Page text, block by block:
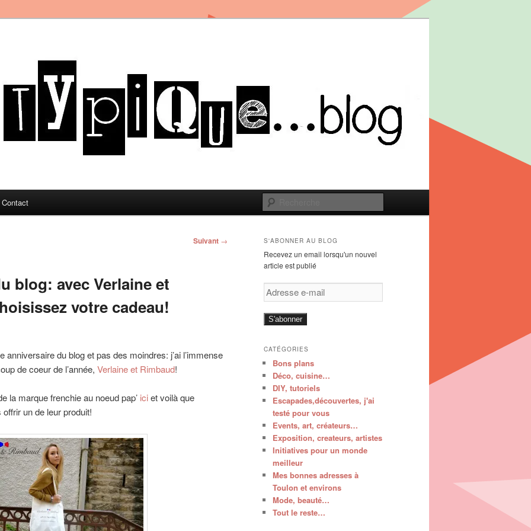
Contact
Suivant →
blog: avec Verlaine et
votre cadeau!
anniversaire du blog et pas des moindres: j’ai l’immense
de coeur de l’année, Verlaine et Rimbaud!
la marque frenchie au noeud pap’ iciet voilà que
un de leur produit!
S'ABONNER AU BLOG
Recevez un email lorsqu'un nouvel
article est publié
Adresse
e-
S'abonner
CATÉGORIES
Bons plans
Déco, cuisine…
DIY, tutoriels
Escapades,découvertes, j'ai
testé pour vous
Events, art, créateurs…
Exposition, createurs, artistes
Initiatives pour un monde
meilleur
Mes bonnes adresses à
Toulon et environs
Mode, beauté…
Tout le reste…